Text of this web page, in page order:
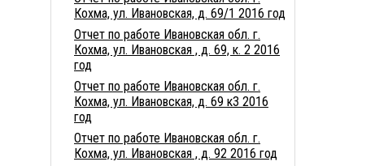
Кохма, ул. Ивановская, д. 69/1 2016 год
Отчет по работе Ивановская обл. г.
Кохма, ул. Ивановская , д. 69, к. 2 2016
год
Отчет по работе Ивановская обл. г.
Кохма, ул. Ивановская, д. 69 к3 2016
год
Отчет по работе Ивановская обл. г.
Кохма, ул. Ивановская , д. 92 2016 год